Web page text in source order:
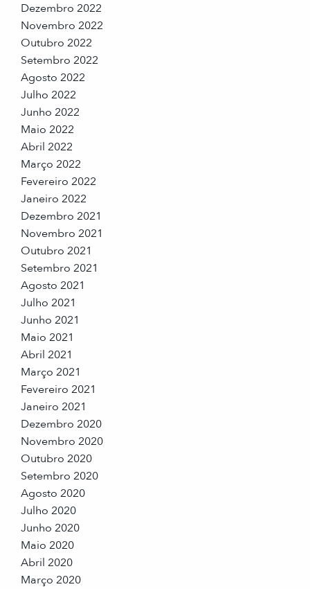
Dezembro 2022
Novembro 2022
Outubro 2022
Setembro 2022
Agosto 2022
Julho 2022
Junho 2022
Maio 2022
Abril 2022
Março 2022
Fevereiro 2022
Janeiro 2022
Dezembro 2021
Novembro 2021
Outubro 2021
Setembro 2021
Agosto 2021
Julho 2021
Junho 2021
Maio 2021
Abril 2021
Março 2021
Fevereiro 2021
Janeiro 2021
Dezembro 2020
Novembro 2020
Outubro 2020
Setembro 2020
Agosto 2020
Julho 2020
Junho 2020
Maio 2020
Abril 2020
Março 2020